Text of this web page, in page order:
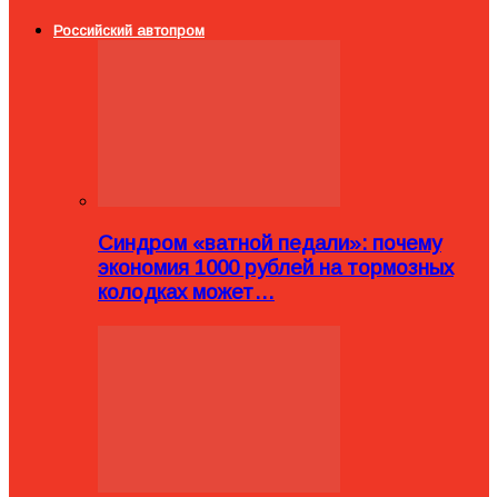
Российский автопром
Синдром «ватной педали»: почему
экономия 1000 рублей на тормозных
колодках может…